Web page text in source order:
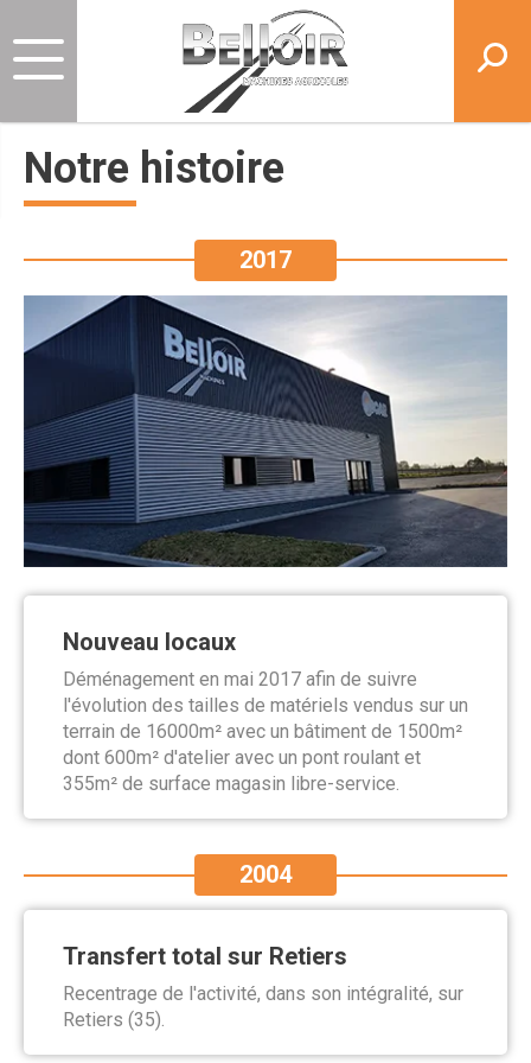
Notre histoire
2017
Nouveau locaux
Déménagement en mai 2017 afin de suivre
l'évolution des tailles de matériels vendus sur un
terrain de 16000m² avec un bâtiment de 1500m²
dont 600m² d'atelier avec un pont roulant et
355m² de surface magasin libre-service.
2004
Transfert total sur Retiers
Recentrage de l'activité, dans son intégralité, sur
Retiers (35).